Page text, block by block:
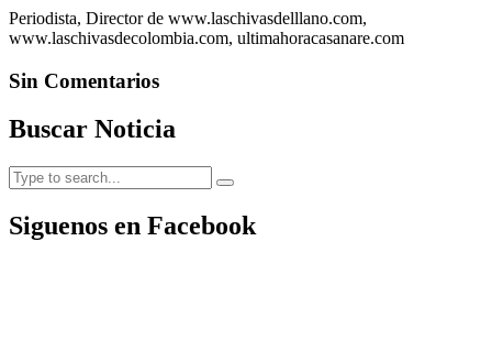
Periodista, Director de www.laschivasdelllano.com,
www.laschivasdecolombia.com, ultimahoracasanare.com
Sin Comentarios
Buscar Noticia
Siguenos en Facebook